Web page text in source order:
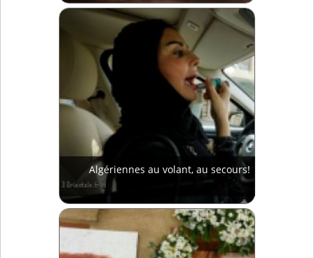
Algériennes au volant, au secours!